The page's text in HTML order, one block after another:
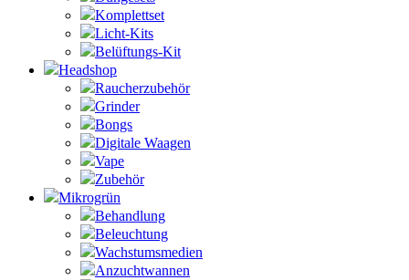
Komplettset
Licht-Kits
Belüftungs-Kit
Headshop
Raucherzubehör
Grinder
Bongs
Digitale Waagen
Vape
Zubehör
Mikrogrün
Behandlung
Beleuchtung
Wachstumsmedien
Anzuchtwannen